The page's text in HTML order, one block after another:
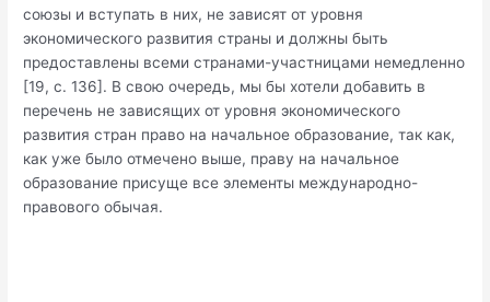
союзы и вступать в них, не зависят от уровня
экономического развития страны и должны быть
предоставлены всеми странами-участницами немедленно
[19, с. 136]. В свою очередь, мы бы хотели добавить в
перечень не зависящих от уровня экономического
развития стран право на начальное образование, так как,
как уже было отмечено выше, праву на начальное
образование присуще все элементы международно-
правового обычая.